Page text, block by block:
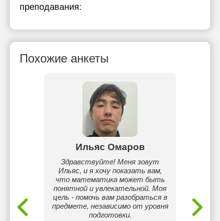
преподавания:
Похожие анкеты
Ильяс Омаров
Здравствуйте! Меня зовут
Ильяс, и я хочу показать вам,
что математика может быть
понятной и увлекательной. Моя
цель - помочь вам разобраться в
предмете, независимо от уровня
подготовки.